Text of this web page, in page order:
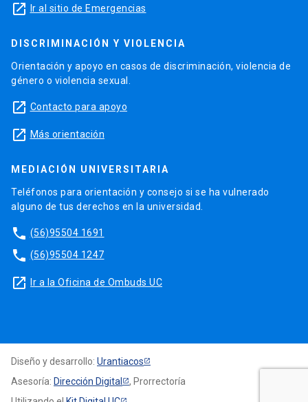
launch Ir al sitio de Emergencias
DISCRIMINACIÓN Y VIOLENCIA
Orientación y apoyo en casos de discriminación, violencia de
género o violencia sexual.
launch Contacto para apoyo
launch Más orientación
MEDIACIÓN UNIVERSITARIA
Teléfonos para orientación y consejo si se ha vulnerado
alguno de tus derechos en la universidad.
phone (56)95504 1691
phone (56)95504 1247
launch Ir a la Oficina de Ombuds UC
Diseño y desarrollo: Urantiacos
Asesoría: Dirección Digital
, Prorrectoría